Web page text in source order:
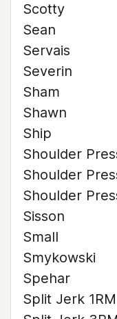
Scotty
Sean
Servais
Severin
Sham
Shawn
Ship
Shoulder
Shoulder
Shoulder
Sisson
Small
Smykowski
Spehar
Split Jerk 1RM